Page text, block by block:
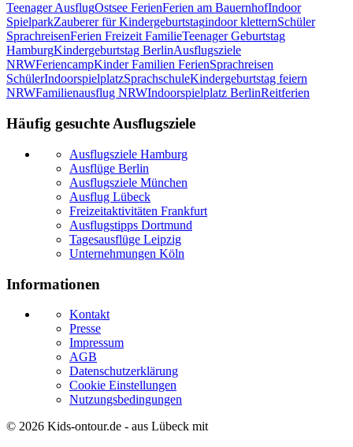
Teenager AusflugOstsee FerienFerien am BauernhofIndoor
SpielparkZauberer für Kindergeburtstagindoor kletternSchüler
SprachreisenFerien Freizeit FamilieTeenager Geburtstag
HamburgKindergeburtstag BerlinAusflugsziele
NRWFeriencampKinder Familien FerienSprachreisen
SchülerIndoorspielplatzSprachschuleKindergeburtstag feiern
NRWFamilienausflug NRWIndoorspielplatz BerlinReitferien
Häufig gesuchte Ausflugsziele
Ausflugsziele Hamburg
Ausflüge Berlin
Ausflugsziele München
Ausflug Lübeck
Freizeitaktivitäten Frankfurt
Ausflugstipps Dortmund
Tagesausflüge Leipzig
Unternehmungen Köln
Informationen
Kontakt
Presse
Impressum
AGB
Datenschutzerklärung
Cookie Einstellungen
Nutzungsbedingungen
© 2026 Kids-ontour.de - aus Lübeck mit